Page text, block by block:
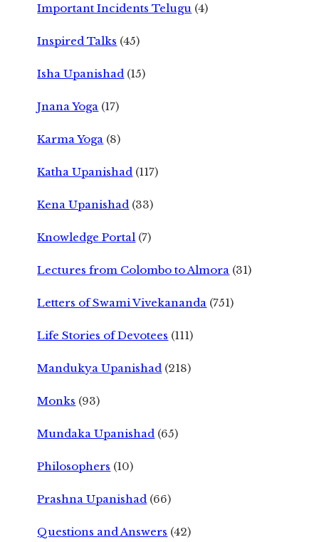
Important Incidents Telugu (4)
Inspired Talks (45)
Isha Upanishad (15)
Jnana Yoga (17)
Karma Yoga (8)
Katha Upanishad (117)
Kena Upanishad (33)
Knowledge Portal (7)
Lectures from Colombo to Almora (31)
Letters of Swami Vivekananda (751)
Life Stories of Devotees (111)
Mandukya Upanishad (218)
Monks (93)
Mundaka Upanishad (65)
Philosophers (10)
Prashna Upanishad (66)
Questions and Answers (42)